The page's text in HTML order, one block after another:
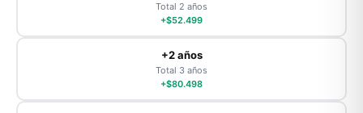
Total 2 años
+$52.499
+2 años
Total 3 años
+$80.498